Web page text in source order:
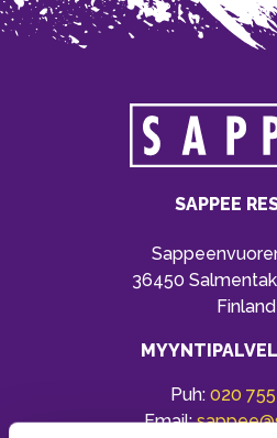
SAPPEE
36450
Finland
Puh: 020
Email: